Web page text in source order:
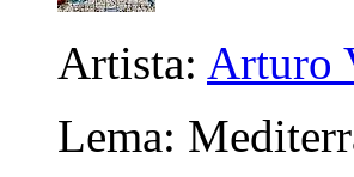
Artista: Arturo
Lema: